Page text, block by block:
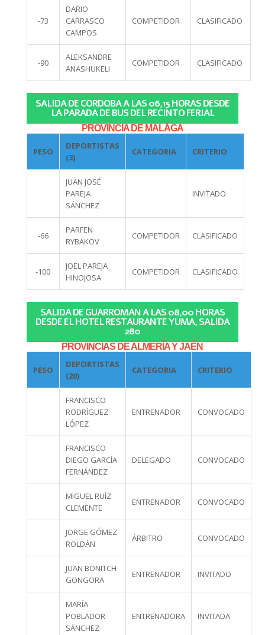
-73
DARIO
CARRASCO
CAMPOS
COMPETIDOR CLASIFICADO
-90
ALEKSANDRE
ANASHUKELI
COMPETIDOR CLASIFICADO
SALIDA DE CORDOBA A LAS 06,15 HORAS DESDE
LA PARADA DE BUS DEL RECINTO FERIAL
PROVINCIA DE MALÁGA
PESO
DEPORTISTAS
(3)
CATEGORIA CRITERIO
JUAN JOSÉ
PAREJA
SÁNCHEZ
INVITADO
-66
PARFEN
RYBAKOV
COMPETIDOR CLASIFICADO
-100
JOEL PAREJA
HINOJOSA
COMPETIDOR CLASIFICADO
SALIDA DE GUARROMAN A LAS 08,00 HORAS
DESDE EL HOTEL RESTAURANTE YUMA, SALIDA
280
PROVINCIAS DE ALMERÍA Y JAÉN
PESO
DEPORTISTAS
(20)
CATEGORIA CRITERIO
FRANCISCO
RODRÍGUEZ
LÓPEZ
ENTRENADOR CONVOCADO
FRANCISCO
DIEGO GARCÍA
FERNÁNDEZ
DELEGADO CONVOCADO
MIGUEL RUÍZ
CLEMENTE
ENTRENADOR CONVOCADO
JORGE GÓMEZ
ROLDÁN
ÁRBITRO CONVOCADO
JUAN BONITCH
GONGORA
ENTRENADOR INVITADO
MARÍA
POBLADOR
SÁNCHEZ
ENTRENADORA INVITADA